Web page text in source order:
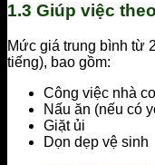
1.3 Giúp việc
Mức giá trung bình từ
tiếng), bao gồm:
Công việc nhà
Nấu ăn (nếu có
Giặt ủi
Dọn dẹp vệ sinh